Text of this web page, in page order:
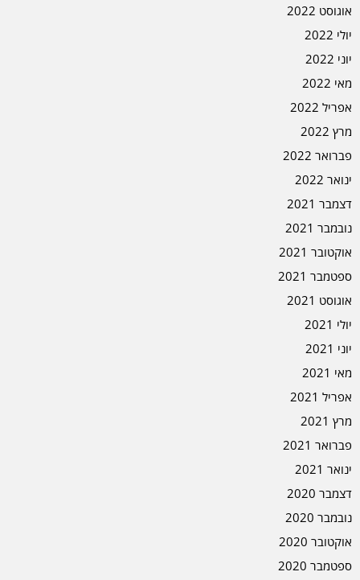
אוגוסט 2022
יולי 2022
יוני 2022
מאי 2022
אפריל 2022
מרץ 2022
פברואר 2022
ינואר 2022
דצמבר 2021
נובמבר 2021
אוקטובר 2021
ספטמבר 2021
אוגוסט 2021
יולי 2021
יוני 2021
מאי 2021
אפריל 2021
מרץ 2021
פברואר 2021
ינואר 2021
דצמבר 2020
נובמבר 2020
אוקטובר 2020
ספטמבר 2020